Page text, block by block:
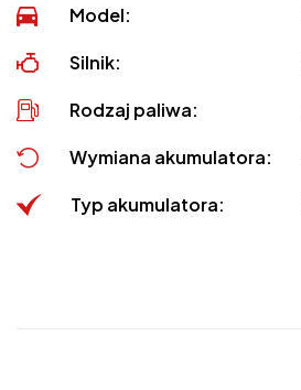
Model:
Silnik:
Rodzaj paliwa:
Wymiana akumulatora:
Typ akumulatora: